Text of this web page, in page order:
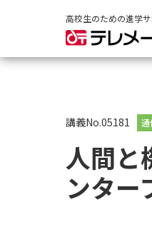
高校生のための進学
講義No.05181 通
人間と
ンター